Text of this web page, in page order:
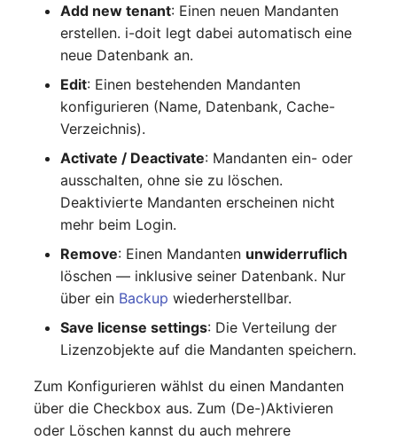
Netzwerkport
Notfallplanzuweisung
Objektbild
Organisation
Personen
Personengruppen
Mitglieder
Vertrag
Virtueller Host
Virtueller Server
VoIP-Telefon
VRRP/HSRP Cluster
WAN-Leitung
Add new tenant: Einen neuen Mandanten
erstellen. i-doit legt dabei automatisch eine
neue Datenbank an.
Edit: Einen bestehenden Mandanten
konfigurieren (Name, Datenbank, Cache-
Verzeichnis).
Activate / Deactivate: Mandanten ein- oder
ausschalten, ohne sie zu löschen.
Deaktivierte Mandanten erscheinen nicht
mehr beim Login.
Remove: Einen Mandanten unwiderruflich
löschen — inklusive seiner Datenbank. Nur
über ein Backup wiederherstellbar.
Save license settings: Die Verteilung der
Lizenzobjekte auf die Mandanten speichern.
Zum Konfigurieren wählst du einen Mandanten
über die Checkbox aus. Zum (De-)Aktivieren
oder Löschen kannst du auch mehrere